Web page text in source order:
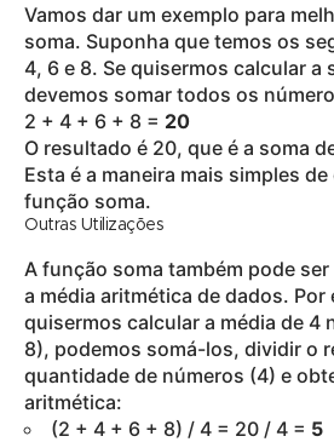
Vamos dar um exemplo para
soma. Suponha que temos os
4, 6 e 8. Se quisermos calcular a
devemos somar todos os
2 + 4 + 6 + 8 = 20
O resultado é 20, que é a soma
Esta é a maneira mais simples
função soma.
Outras Utilizações
A função soma também pode
a média aritmética de dados. Por
quisermos calcular a média de 4
8), podemos somá-los, dividir o
quantidade de números (4) e
aritmética:
(2 + 4 + 6 + 8) / 4 = 20 / 4 = 5